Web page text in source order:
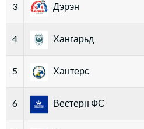
3 Дэрэн
4 Хангарьд
5 Хантерс
6 Вестерн ФС